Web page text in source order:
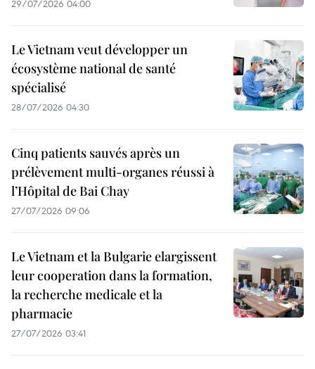
29/07/2026 04:00
Le Vietnam veut développer un
écosystème national de santé
spécialisé
28/07/2026 04:30
Cinq patients sauvés après un
prélèvement multi-organes réussi à
l’Hôpital de Bai Chay
27/07/2026 09:06
Le Vietnam et la Bulgarie elargissent
leur cooperation dans la formation,
la recherche medicale et la
pharmacie
27/07/2026 03:41